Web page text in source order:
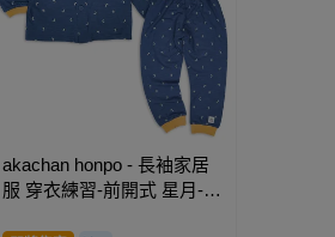
akachan honpo - 長袖家居
服 穿衣練習-前開式 星月-深